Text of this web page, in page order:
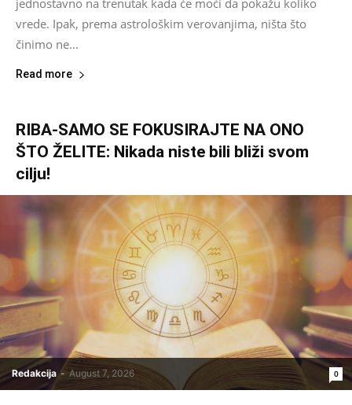
jednostavno na trenutak kada će moći da pokažu koliko
vrede. Ipak, prema astrološkim verovanjima, ništa što
činimo ne...
Read more
RIBA-SAMO SE FOKUSIRAJTE NA ONO
ŠTO ŽELITE: Nikada niste bili bliži svom
cilju!
Redakcija - August 7, 2026 0